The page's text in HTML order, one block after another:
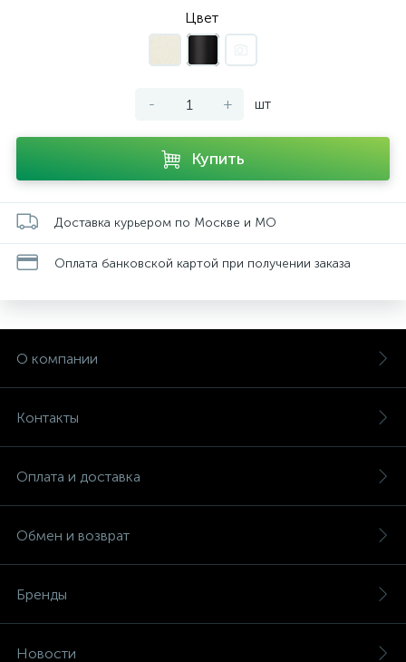
Цвет
- + шт
Купить
Доставка курьером по Москве и МО
Оплата банковской картой при получении заказа
О компании
Контакты
Оплата и доставка
Обмен и возврат
Бренды
Новости